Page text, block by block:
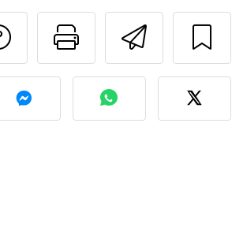
Printează
Adresează o
o poză cu